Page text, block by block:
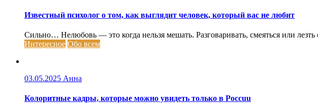
Известный психолог о том, как выглядит человек, который вас не любит
Сильно… Нелюбовь — это когда нельзя мешать. Разговаривать, смеяться или лезть
Интересное Обо всем
03.05.2025 Анна
Колоритные кадры, которые можно увидеть только в Россuu